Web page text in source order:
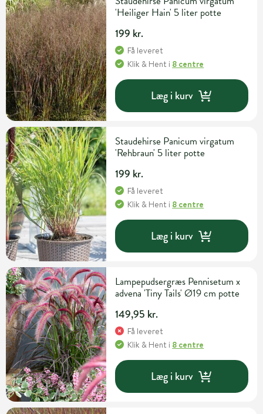
'Heiliger Hain' 5 liter potte
199 kr.
Få leveret
Klik & Hent i 8 centre
Læg i kurv
Staudehirse Panicum virgatum
'Rehbraun' 5 liter potte
199 kr.
Få leveret
Klik & Hent i 8 centre
Læg i kurv
Lampepudsergræs Pennisetum x
advena 'Tiny Tails' Ø19 cm potte
149,95 kr.
Få leveret
Klik & Hent i 8 centre
Læg i kurv